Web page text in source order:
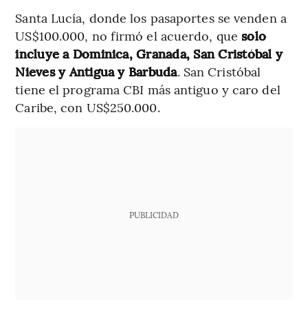
Santa Lucía, donde los pasaportes se venden a
US$100.000, no firmó el acuerdo, quesolo
incluye a Dominica, Granada, San Cristóbal y
Nieves y Antigua y Barbuda. San Cristóbal
tiene el programa CBI más antiguo y caro del
Caribe, con US$250.000.
PUBLICIDAD